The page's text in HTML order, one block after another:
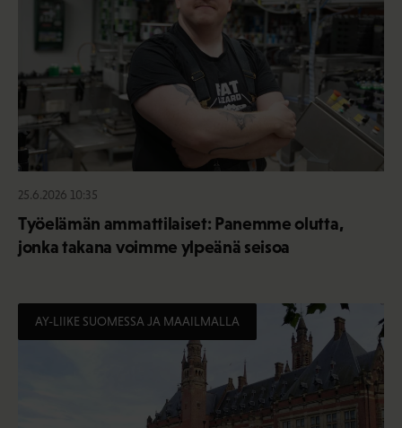
25.6.2026 10:35
Työelämän ammattilaiset: Panemme olutta,
jonka takana voimme ylpeänä seisoa
AY-LIIKE SUOMESSA JA MAAILMALLA